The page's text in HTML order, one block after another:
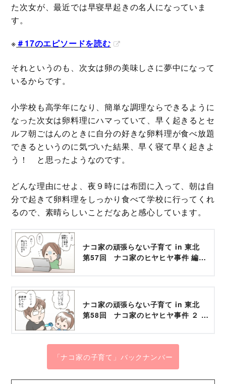
た次女が、最近では早寝早起きの名人になっていま
す。
※＃17のエピソードを読む
それというのも、次女は卵の美味しさに夢中になって
いるからです。
小学校も高学年になり、簡単な調理ならできるように
なった次女は卵料理にハマっていて、早く起きるとセ
ルフ朝ごはんのときに自分の好きな卵料理が食べ放題
できるというのに気づいた結果、早く寝て早く起きよ
う！ と思ったようなのです。
どんな理由にせよ、夜９時には布団に入って、朝は自
分で起きて卵料理をしっかり食べて学校に行ってくれ
るので、素晴らしいことだなあと感心しています。
ナコ家の頑張らない子育て in 東北
第57回 ナコ家のヒヤヒヤ事件 編 -
ナコ家の頑張らない子育て in 東北
第58回 ナコ家のヒヤヒヤ事件 ２ 編
「ナコ家の子育て」バックナンバー